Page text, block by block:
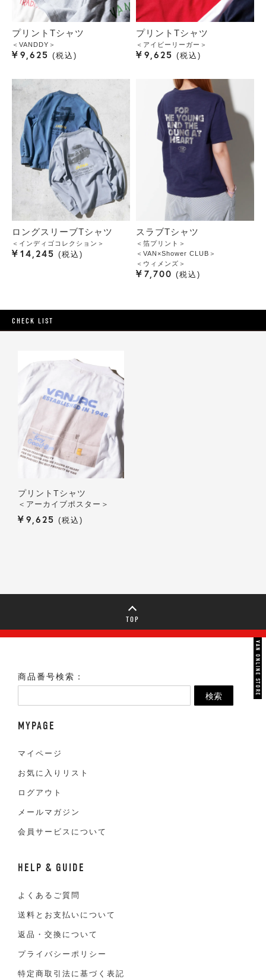
プリントTシャツ
＜VANDDY＞
¥ 9,625 税込
プリントTシャツ
＜アイビーリーガー＞
¥ 9,625 税込
ロングスリーブTシャツ
＜インディゴコレクション＞
¥ 14,245 税込
スラブTシャツ
＜箔プリント＞
＜VAN×Shower CLUB＞
＜ウィメンズ＞
¥ 7,700 税込
CHECK LIST
プリントTシャツ
＜アーカイブポスター＞
¥ 9,625 税込
TOP
商品番号検索：
検索
MYPAGE
マイページ
お気に入りリスト
ログアウト
メールマガジン
会員サービスについて
HELP & GUIDE
よくあるご質問
送料とお支払いについて
返品・交換について
プライバシーポリシー
特定商取引法に基づく表記
VAN ONLINE STORE